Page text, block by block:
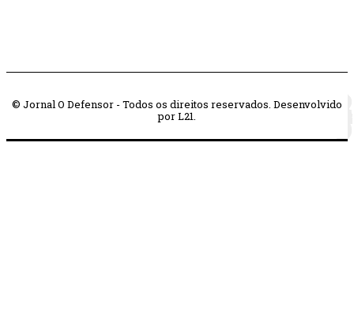
© Jornal O Defensor - Todos os direitos reservados. Desenvolvido
por L21.